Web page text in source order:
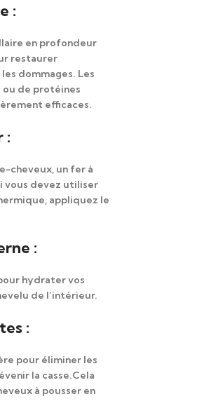
:
en profondeur
restaurer
dommages. Les
ou de protéines
efficaces.
:
cheveux, un fer à
vous devez utiliser
appliquez le
:
hydrater vos
de l’intérieur.
:
pour éliminer les
la casse.Cela
à pousser en